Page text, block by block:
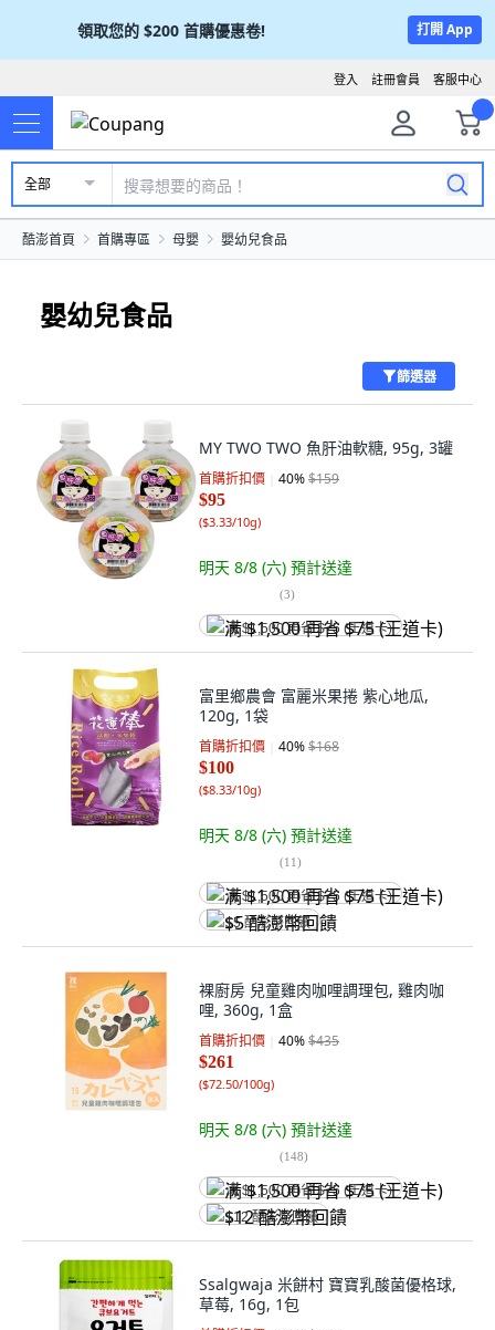
領取您的 $200 首購優惠卷! 打開 App
客服中心
註冊會員
登入
全部
酷澎首頁 首購專區 母嬰 嬰幼兒食品
嬰幼兒食品
篩選器
MY TWO TWO 魚肝油軟糖, 95g, 3罐
首購折扣價 40%$159
$95
($3.33/10g)
明天 8/8 (六) 預計送達
(3)
满 $1,500 再省 $75 (王道卡)
富里鄉農會 富麗米果捲 紫心地瓜,
120g, 1袋
首購折扣價 40%$168
$100
($8.33/10g)
明天 8/8 (六) 預計送達
(11)
满 $1,500 再省 $75 (王道卡)
$5 酷澎幣回饋
裸廚房 兒童雞肉咖哩調理包, 雞肉咖
哩, 360g, 1盒
首購折扣價 40%$435
$261
($72.50/100g)
明天 8/8 (六) 預計送達
(148)
满 $1,500 再省 $75 (王道卡)
$12 酷澎幣回饋
Ssalgwaja 米餅村 寶寶乳酸菌優格球,
草莓, 16g, 1包